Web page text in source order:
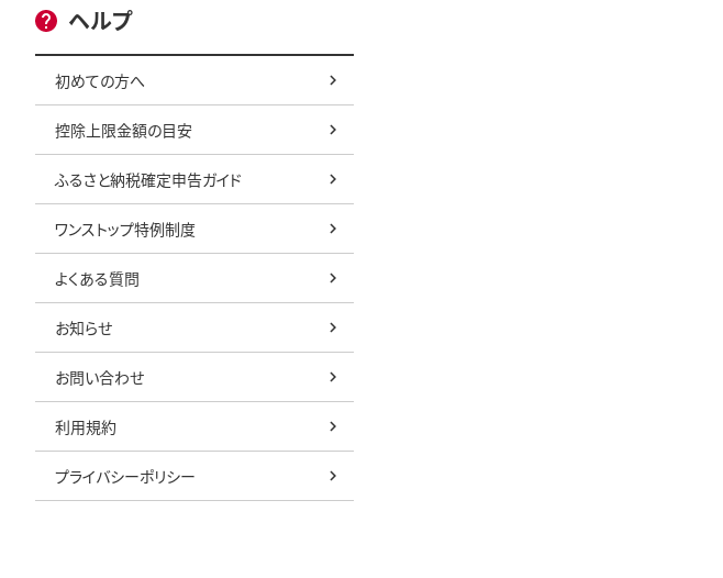
ヘルプ
初めての方へ
控除上限金額の目安
ふるさと納税確定申告ガイド
ワンストップ特例制度
よくある質問
お知らせ
お問い合わせ
利用規約
プライバシーポリシー